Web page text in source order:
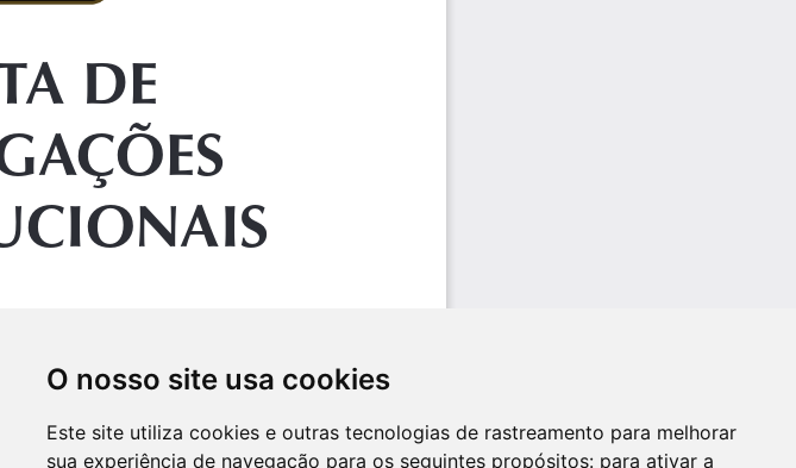
O nosso site usa cookies
Este site utiliza cookies e outras tecnologias de rastreamento para melhorar
sua experiência de navegação para os seguintes propósitos: para ativar a